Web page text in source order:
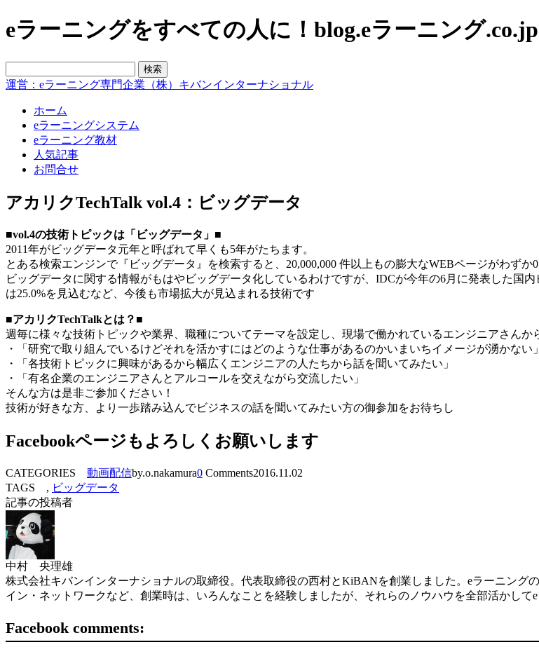
eラーニングをすべての人に！blog.eラーニング.co.jp
運営：eラーニング専門企業（株）キバンインターナショナル
ホーム
eラーニングシステム
eラーニング教材
人気記事
お問合せ
アカリクTechTalk vol.4：ビッグデータ
■vol.4の技術トピックは「ビッグデータ」■
2011年がビッグデータ元年と呼ばれて早くも5年がたちます。
とある検索エンジンで『ビッグデータ』を検索すると、20,000,000 件以上もの膨大なWEBページがわずか
ビッグデータに関する情報がもはやビッグデータ化しているわけですが、IDCが今年の6月に発表した国
は25.0%を見込むなど、今後も市場拡大が見込まれる技術です
■アカリクTechTalkとは？■
週毎に様々な技術トピックや業界、職種についてテーマを設定し、現場で働かれているエンジニアさん
・「研究で取り組んでいるけどそれを活かすにはどのような仕事があるのかいまいちイメージが湧かない」
・「各技術トピックに興味があるから幅広くエンジニアの人たちから話を聞いてみたい」
・「有名企業のエンジニアさんとアルコールを交えながら交流したい」
そんな方は是非ご参加ください！
技術が好きな方、より一歩踏み込んでビジネスの話を聞いてみたい方の御参加をお待ちし
Facebookページもよろしくお願いします
CATEGORIES 動画配信by.o.nakamura0 Comments2016.11.02
TAGS , ビッグデータ
記事の投稿者
中村 央理雄
株式会社キバンインターナショナルの取締役。代表取締役の西村とKiBANを創業しました。eラーニン
イン・ネットワークなど、創業時は、いろんなことを経験しましたが、それらのノウハウを全部活かして
Facebook comments: